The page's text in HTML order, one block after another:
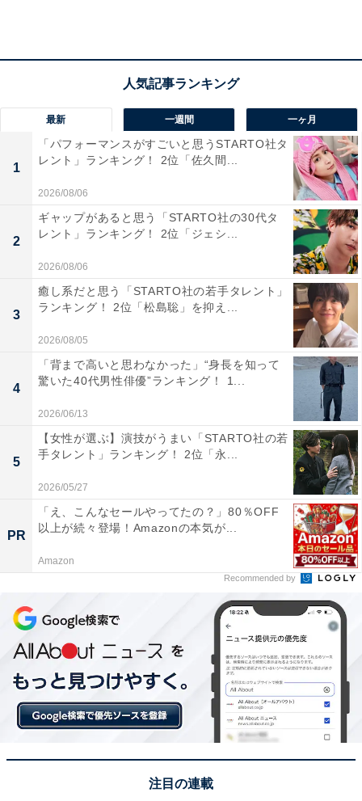
ド』（ともにTBS系）など多数のバラエティ番組に出演
中です。テレビで見ない日はないと言ってもよいほど、
さまざまな番組で活躍しています。
回答者からは、「人柄が良さそう」（50代女性・東京
都）、「単純に面白い」（30代男性・福島県）、「テレ
ビによく出てて面白いから」（20代女性・長崎県）、
「面白くて、親しみやすいから」（20代女性・神奈川
県）、「TV番組を色々見てて、バナナマンの会話のやり
取りが面白いし、本人のキャラクターも気に入っている
ので」（40代男性・岐阜県）など、優しそうなキャラク
ターや軽妙で面白いトークに魅力を感じるといった意見
が多く寄せられました。
2位：中居正広
最新 一週間 一ヶ月
1
「パフォーマンスがすごいと思うSTARTO社タ
レント」ランキング！ 2位「佐久間...
2026/08/06
2
ギャップがあると思う「STARTO社の30代タ
レント」ランキング！ 2位「ジェシ...
2026/08/06
3
癒し系だと思う「STARTO社の若手タレント」
ランキング！ 2位「松島聡」を抑え...
2026/08/05
4
「背まで高いと思わなかった」“身長を知って
驚いた40代男性俳優”ランキング！ 1...
2026/06/13
5
【女性が選ぶ】演技がうまい「STARTO社の若
手タレント」ランキング！ 2位「永...
2026/05/27
PR
「え、こんなセールやってたの？」80％OFF
以上が続々登場！Amazonの本気が...
Amazon
Recommended by
注目の連載